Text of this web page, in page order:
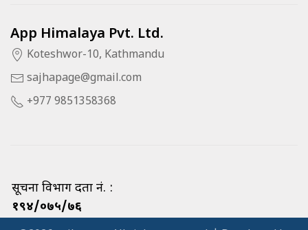
App Himalaya Pvt. Ltd.
Koteshwor-10, Kathmandu
sajhapage@gmail.com
+977 9851358368
सूचना विभाग दर्ता नं. :
१९४/०७५/७६